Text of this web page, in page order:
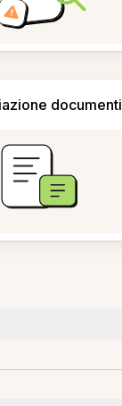
documenti